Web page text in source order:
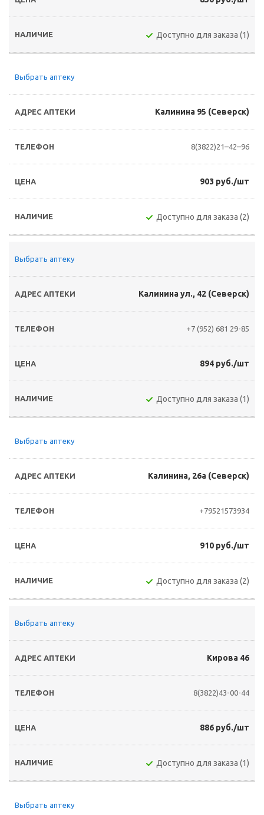
Доступно для заказа (1)
Выбрать аптеку
Калинина 95 (Северск)
8(3822)21–42–96
903 руб./шт
Доступно для заказа (2)
Выбрать аптеку
Калинина ул., 42 (Северск)
+7 (952) 681 29-85
894 руб./шт
Доступно для заказа (1)
Выбрать аптеку
Калинина, 26а (Северск)
+79521573934
910 руб./шт
Доступно для заказа (2)
Выбрать аптеку
Кирова 46
8(3822)43-00-44
886 руб./шт
Доступно для заказа (1)
Выбрать аптеку